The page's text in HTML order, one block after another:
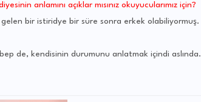
anlamını açıklar mısınız okuyucularımız için?
bir istiridye bir süre sonra erkek olabiliyormuş.
de, kendisinin durumunu anlatmak içindi aslında.